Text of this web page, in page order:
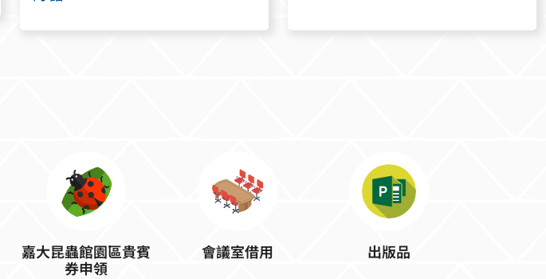
嘉大昆蟲館園區貴賓
券申領
會議室借用 出版品